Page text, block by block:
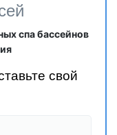
спа бассейнов
свой